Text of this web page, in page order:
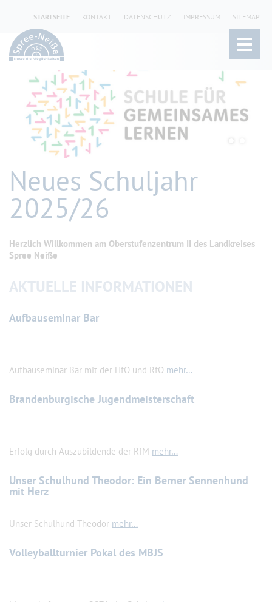
STARTSEITE KONTAKT DATENSCHUTZ IMPRESSUM SITEMAP
Neues Schuljahr
2025/26
Herzlich Willkommen am Oberstufenzentrum II des Landkreises
Spree Neiße
AKTUELLE INFORMATIONEN
Aufbauseminar Bar
Aufbauseminar Bar mit der HfO und RfO mehr…
Brandenburgische Jugendmeisterschaft
Erfolg durch Auszubildende der RfM mehr…
Unser Schulhund Theodor: Ein Berner Sennenhund
mit Herz
Unser Schulhund Theodor mehr…
Volleyballturnier Pokal des MBJS